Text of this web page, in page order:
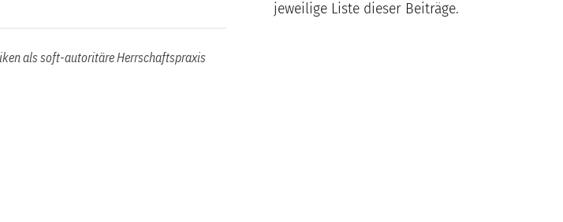
jeweilige Liste dieser Beiträge.